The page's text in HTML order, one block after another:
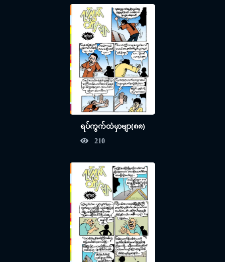
ရပ်ကွက်ထဲမှာဗျာ(၈၈)
210